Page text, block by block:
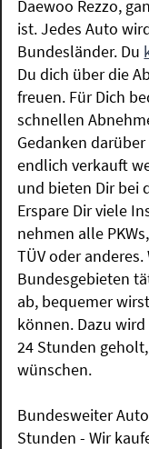
Daewoo Rezzo,
ist. Jedes Auto
Bundesländer. Du
Du dich über die
freuen. Für Dich
schnellen
Gedanken
endlich verkauft
und bieten Dir bei
Erspare Dir viele
nehmen alle
TÜV oder
Bundesgebieten
ab, bequemer
können. Dazu
24 Stunden
wünschen.
Bundesweiter
Stunden - Wir